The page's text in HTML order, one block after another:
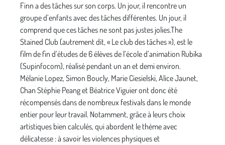
Finn a des tâches sur son corps. Un jour, il rencontre un
groupe d’enfants avec des tâches différentes. Un jour, il
comprend que ces tâches ne sont pas justes jolies.The
Stained Club (autrement dit, « Le club des tâches »), est le
film de fin d’études de 6 élèves de l’école d’animation Rubika
(Supinfocom), réalisé pendant un an et demi environ.
Mélanie Lopez, Simon Boucly, Marie Ciesielski, Alice Jaunet,
Chan Stéphie Peang et Béatrice Viguier ont donc été
récompensés dans de nombreux festivals dans le monde
entier pour leur travail. Notamment, grâce à leurs choix
artistiques bien calculés, qui abordent le thème avec
délicatesse : à savoir les violences physiques et